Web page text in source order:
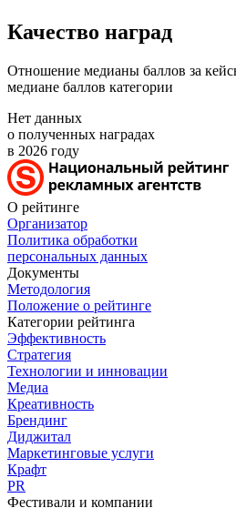
Качество наград
Отношение медианы баллов за
медиане баллов категории
Нет данных
о полученных наградах
в 2026 году
О рейтинге
Организатор
Политика обработки
персональных данных
Документы
Методология
Положение о рейтинге
Категории рейтинга
Эффективность
Стратегия
Технологии и инновации
Медиа
Креативность
Брендинг
Диджитал
Маркетинговые услуги
Крафт
PR
Фестивали и компании